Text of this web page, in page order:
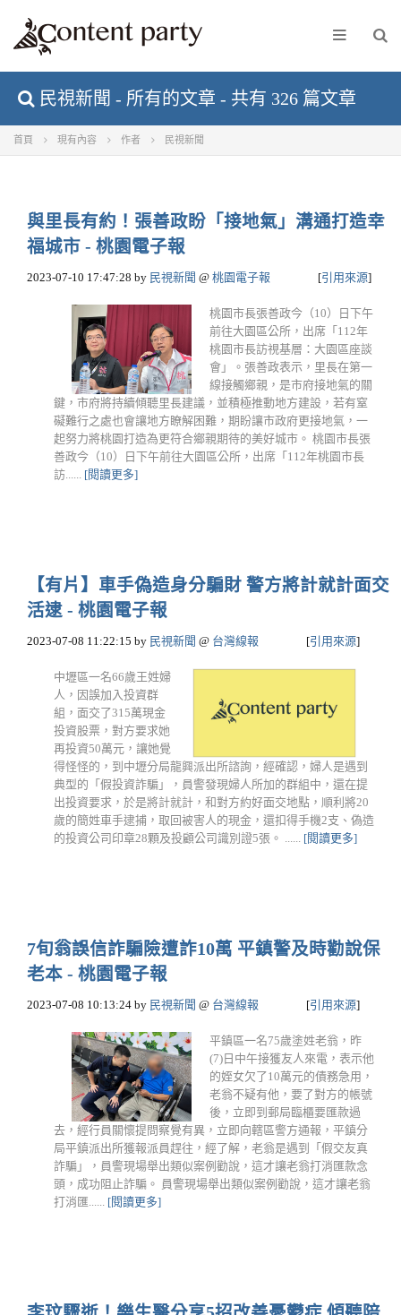
民視新聞 - 所有的文章 - 共有 326 篇文章
首頁 現有內容 作者 民視新聞
與里長有約！張善政盼「接地氣」溝通打造幸
福城市 - 桃園電子報
2023-07-10 17:47:28 by 民視新聞 @ 桃園電子報 [引用來源]
桃園市長張善政今（10）日下午
前往大園區公所，出席「112年
桃園市長訪視基層：大園區座談
會」。張善政表示，里長在第一
線接觸鄉親，是市府接地氣的關
鍵，市府將持續傾聽里長建議，並積極推動地方建設，若有窒
礙難行之處也會讓地方瞭解困難，期盼讓市政府更接地氣，一
起努力將桃園打造為更符合鄉親期待的美好城市。 桃園市長張
善政今（10）日下午前往大園區公所，出席「112年桃園市長
訪...... [閱讀更多]
【有片】車手偽造身分騙財 警方將計就計面交
活逮 - 桃園電子報
2023-07-08 11:22:15 by 民視新聞 @ 台灣線報 [引用來源]
中壢區一名66歲王姓婦
人，因誤加入投資群
組，面交了315萬現金
投資股票，對方要求她
再投資50萬元，讓她覺
得怪怪的，到中壢分局龍興派出所諮詢，經確認，婦人是遇到
典型的「假投資詐騙」，員警發現婦人所加的群組中，還在提
出投資要求，於是將計就計，和對方約好面交地點，順利將20
歲的簡姓車手逮捕，取回被害人的現金，還扣得手機2支、偽造
的投資公司印章28顆及投顧公司識別證5張。 ...... [閱讀更多]
7旬翁誤信詐騙險遭詐10萬 平鎮警及時勸說保
老本 - 桃園電子報
2023-07-08 10:13:24 by 民視新聞 @ 台灣線報 [引用來源]
平鎮區一名75歲塗姓老翁，昨
(7)日中午接獲友人來電，表示他
的姪女欠了10萬元的債務急用，
老翁不疑有他，要了對方的帳號
後，立即到郵局臨櫃要匯款過
去，經行員關懷提問察覺有異，立即向轄區警方通報，平鎮分
局平鎮派出所獲報派員趕往，經了解，老翁是遇到「假交友真
詐騙」，員警現場舉出類似案例勸說，這才讓老翁打消匯款念
頭，成功阻止詐騙。 員警現場舉出類似案例勸說，這才讓老翁
打消匯...... [閱讀更多]